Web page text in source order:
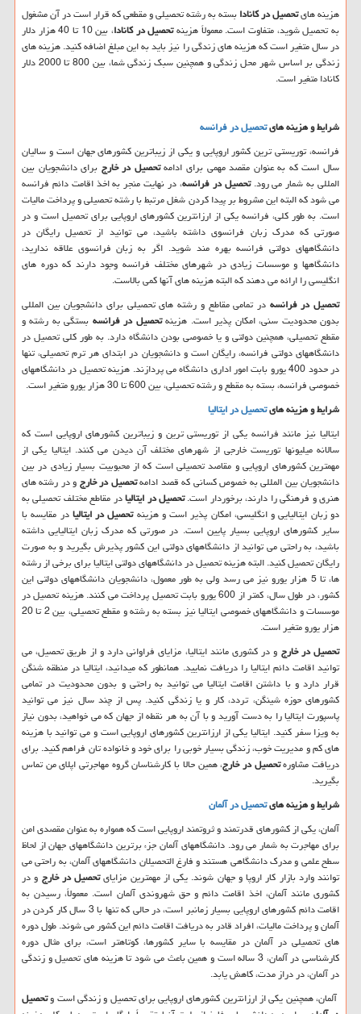
هزینه هایتحصیل در کانادابسته به رشته تحصیلی و مقطعی که قرار است در آن مشغول
به تحصیل شوید، متفاوت است. معمولاً هزینهتحصیل در کانادا
، بین 10 تا 40 هزار دلار
در سال متغیر است که هزینه های زندگی را نیز باید به این مبلغ اضافه کنید. هزینه های
زندگی بر اساس شهر محل زندگی و همچنین سبک زندگی شما، بین 800 تا 2000 دلار
کانادا متغیر است.
شرایط و هزینه هایتحصیل در فرانسه
فرانسه، توریستی ترین کشور اروپایی و یکی از زیباترین کشورهای جهان است و سالیان
سال است که به عنوان مقصد مهمی برای ادامهتحصیل در خارج برای دانشجویان بین
المللی به شمار می رود.تحصیل در فرانسه، در نهایت منجر به اخذ اقامت دائم فرانسه
می شود که البته این مشروط بر پیدا کردن شغل مرتبط با رشته تحصیلی و پرداخت مالیات
است. به طور کلی، فرانسه یکی از ارزانترین کشورهای اروپایی برای تحصیل است و در
صورتی که مدرک زبان فرانسوی داشته باشید، می توانید از تحصیل رایگان در
دانشگاههای دولتی فرانسه بهره مند شوید. اگر به زبان فرانسوی علاقه ندارید،
دانشگاهها و موسسات زیادی در شهرهای مختلف فرانسه وجود دارند که دوره های
انگلیسی را ارائه می دهند که البته هزینه های آنها کمی بالاست.
تحصیل در فرانسه در تمامی مقاطع و رشته های تحصیلی برای دانشجویان بین المللی
بدون محدودیت سنی، امکان پذیر است. هزینهتحصیل در فرانسه بستگی به رشته و
مقطع تحصیلی، همچنین دولتی و یا خصوصی بودن دانشگاه دارد. به طور کلی تحصیل در
دانشگاههای دولتی فرانسه، رایگان است و دانشجویان در ابتدای هر ترم تحصیلی، تنها
در حدود 400 یورو بابت امور اداری دانشگاه می پردازند. هزینه تحصیل در دانشگاههای
خصوصی فرانسه، بسته به مقطع و رشته تحصیلی، بین 600 تا 30 هزار یورو متغیر است.
شرایط و هزینه هایتحصیل در ایتالیا
ایتالیا نیز مانند فرانسه یکی از توریستی ترین و زیباترین کشورهای اروپایی است که
سالانه میلیونها توریست خارجی از شهرهای مختلف آن دیدن می کنند. ایتالیا یکی از
مهمترین کشورهای اروپایی و مقاصد تحصیلی است که از محبوبیت بسیار زیادی در بین
دانشجویان بین المللی به خصوص کسانی که قصد ادامهتحصیل در خارجو در رشته های
هنری و فرهنگی را دارند، برخوردار است.تحصیل در ایتالیادر مقاطع مختلف تحصیلی به
دو زبان ایتالیایی و انگلیسی، امکان پذیر است و هزینهتحصیل در ایتالیادر مقایسه با
سایر کشورهای اروپایی بسیار پایین است. در صورتی که مدرک زبان ایتالیایی داشته
باشید، به راحتی می توانید از دانشگاههای دولتی این کشور پذیرش بگیرید و به صورت
رایگان تحصیل کنید. البته هزینه تحصیل در دانشگاههای دولتی ایتالیا برای برخی از رشته
ها، تا 5 هزار یورو نیز می رسد ولی به طور معمول، دانشجویان دانشگاههای دولتی این
کشور، در طول سال، کمتر از 600 یورو بابت تحصیل پرداخت می کنند. هزینه تحصیل در
موسسات و دانشگاههای خصوصی ایتالیا نیز بسته به رشته و مقطع تحصیلی، بین 2 تا 20
هزار یورو متغیر است.
تحصیل در خارج و در کشوری مانند ایتالیا، مزایای فراوانی دارد و از طریق تحصیل، می
توانید اقامت دائم ایتالیا را دریافت نمایید. همانطور که میدانید، ایتالیا در منطقه شنگن
قرار دارد و با داشتن اقامت ایتالیا می توانید به راحتی و بدون محدودیت در تمامی
کشورهای حوزه شینگن، تردد، کار و یا زندگی کنید. پس از چند سال نیز می توانید
پاسپورت ایتالیا را به دست آورید و با آن به هر نقطه از جهان که می خواهید، بدون نیاز
به ویزا سفر کنید. ایتالیا یکی از ارزانترین کشورهای اروپایی است و می توانید با هزینه
های کم و مدیریت خوب، زندگی بسیار خوبی را برای خود و خانواده تان فراهم کنید. برای
دریافت مشاورهتحصیل در خارج، همین حالا با کارشناسان گروه مهاجرتی اپلای من تماس
بگیرید.
شرایط و هزینه هایتحصیل در آلمان
آلمان، یکی از کشورهای قدرتمند و ثروتمند اروپایی است که همواره به عنوان مقصدی امن
برای مهاجرت به شمار می رود. دانشگاههای آلمان جزء برترین دانشگاههای جهان از لحاظ
سطح علمی و مدرک دانشگاهی هستند و فارغ التحصیلان دانشگاههای آلمان، به راحتی می
توانند وارد بازار کار اروپا و جهان شوند. یکی از مهمترین مزایایتحصیل در خارج و در
کشوری مانند آلمان، اخذ اقامت دائم و حق شهروندی آلمان است. معمولاً، رسیدن به
اقامت دائم کشورهای اروپایی بسیار زمانبر است، در حالی که تنها با 3 سال کار کردن در
آلمان و پرداخت مالیات، افراد قادر به دریافت اقامت دائم این کشور می شوند. طول دوره
های تحصیلی در آلمان در مقایسه با سایر کشورها، کوتاهتر است، برای مثال دوره
کارشناسی در آلمان، 3 ساله است و همین باعث می شود تا هزینه های تحصیل و زندگی
در آلمان، در دراز مدت، کاهش یابد.
آلمان، همچنین یکی از ارزانترین کشورهای اروپایی برای تحصیل و زندگی است وتحصیل